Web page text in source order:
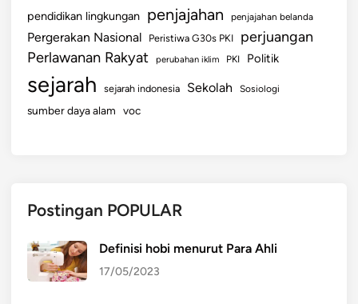
pendidikan lingkungan penjajahan penjajahan belanda
Pergerakan Nasional Peristiwa G30s PKI perjuangan
Perlawanan Rakyat perubahan iklim PKI Politik
sejarah sejarah indonesia Sekolah Sosiologi
sumber daya alam voc
Postingan POPULAR
Definisi hobi menurut Para Ahli
17/05/2023